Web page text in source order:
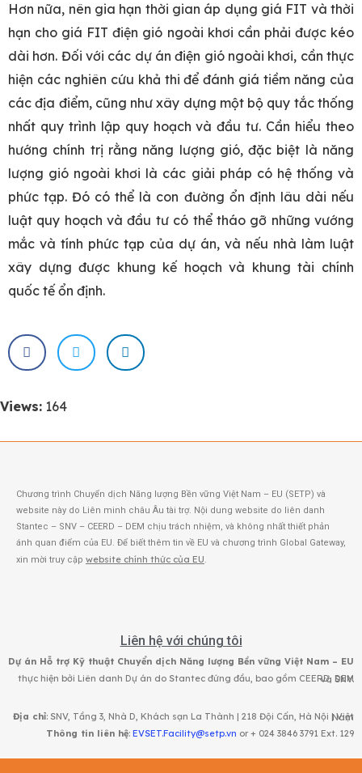
Hơn nữa, nên gia hạn thời gian áp dụng giá FIT và thời
hạn cho giá FIT điện gió ngoài khơi cần phải được kéo
dài hơn. Đối với các dự án điện gió ngoài khơi, cần thực
hiện các nghiên cứu khả thi để đánh giá tiềm năng của
các địa điểm, cũng như xây dựng một bộ quy tắc thống
nhất quy trình lập quy hoạch và đầu tư. Cần hiểu theo
hướng chính trị rằng năng lượng gió, đặc biệt là năng
lượng gió ngoài khơi là các giải pháp có hệ thống và
phức tạp. Đó có thể là con đường ổn định lâu dài nếu
luật quy hoạch và đầu tư có thể tháo gỡ những vướng
mắc và tính phức tạp của dự án, và nếu nhà làm luật
xây dựng được khung kế hoạch và khung tài chính
quốc tế ổn định.
Views: 164
Chương trình Chuyển dịch Năng lượng Bền vững Việt Nam – EU (SETP) và
website này do Liên minh châu Âu tài trợ. Nội dung website do liên danh
Stantec – SNV – CEERD – DEM chịu trách nhiệm, và không nhất thiết phản
ánh quan điểm của EU. Để biết thêm tin về EU và chương trình Global Gateway,
xin mời truy cập website chính thức của EU.
Liên hệ với chúng tôi
Dự án Hỗ trợ Kỹ thuật Chuyển dịch Năng lượng Bền vững Việt Nam – EU
thực hiện bởi Liên danh Dự án do Stantec đứng đầu, bao gồm CEERD, DEM và SNV.
Địa chỉ
: SNV, Tầng 3, Nhà D, Khách sạn La Thành | 218 Đội Cấn, Hà Nội | Việt Nam
Thông tin liên hệ: EVSET.Facility@setp.vn or + 024 3846 3791 Ext. 129